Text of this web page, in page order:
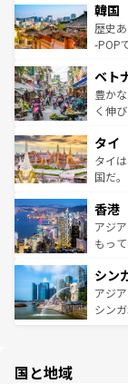
ワイを、存
はコ
いる
ビン
い。
参照し
ン）
と山
驚き
容に
照し
韓国
歴史
-POP
き、
でき
まで
リテ
覧を
ベト
豊か
く伸
急速
ーチ
醸し
とつ
ひ現
が旅
参照し
タイ
タイ
国だ
の活
帯で
いビ
激す
が待
た文
香港
アジ
もっ
み、
てお
うな
シン
アジ
シン
国と地域